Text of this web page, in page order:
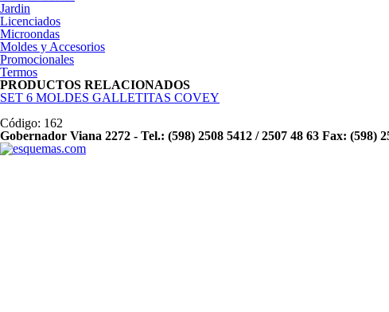
Jardin
Licenciados
Microondas
Moldes y Accesorios
Promocionales
Termos
PRODUCTOS RELACIONADOS
SET 6 MOLDES GALLETITAS COVEY
Código: 162
Gobernador Viana 2272 - Tel.: (598) 2508 5412 / 2507 48 63 Fax: (598)